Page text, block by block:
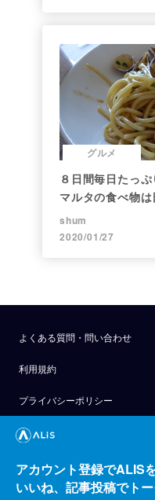
グルメ
８日間毎日たっ
マルタの食べ物
shum
2020/01/27
よくある質問・問い合わせ
利用規約
プライバシーポリシー
公式アナウンス
技術ブログ
API
アカウント登録でALIS
いいね、記事投稿でト